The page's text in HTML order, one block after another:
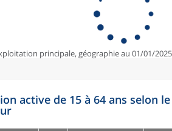
principale, géographie au 01/01/
active de 15 à 64 ans selon